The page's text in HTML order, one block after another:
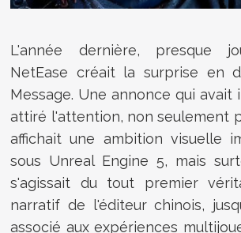
L'année dernière, presque
NetEase créait la surprise en
Message. Une annonce qui avait
attiré l'attention, non seulement
affichait une ambition visuelle
sous Unreal Engine 5, mais
s'agissait du tout premier
narratif de l'éditeur chinois,
associé aux expériences